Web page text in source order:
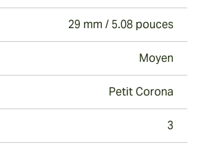
29 mm / 5.08 pouces
Moyen
Petit Corona
3